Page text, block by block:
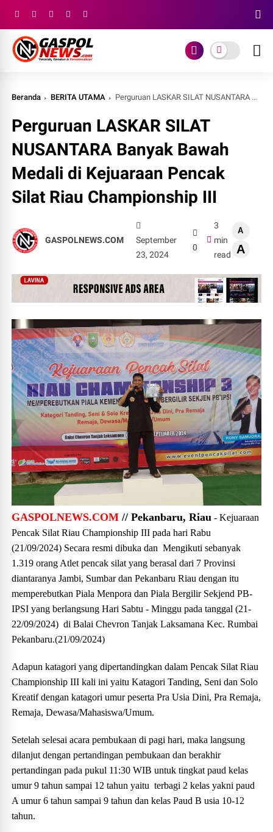
Beranda BERITA UTAMA Perguruan LASKAR SILAT NUSANTARA Banyak Bawah Medali di Kejuaraan Pencak Silat Riau Championship III
Perguruan LASKAR SILAT
NUSANTARA Banyak Bawah
Medali di Kejuaraan Pencak
Silat Riau Championship III
GASPOLNEWS.COM
September
23, 2024
0
3
min
read
A
A
GASPOLNEWS.COM // Pekanbaru, Riau - Kejuaraan
Pencak Silat Riau Championship III pada hari Rabu
(21/09/2024) Secara resmi dibuka dan Mengikuti sebanyak
1.319 orang Atlet pencak silat yang berasal dari 7 Provinsi
diantaranya Jambi, Sumbar dan Pekanbaru Riau dengan itu
memperebutkan Piala Menpora dan Piala Bergilir Sekjend PB-
IPSI yang berlangsung Hari Sabtu - Minggu pada tanggal (21-
22/09/2024) di Balai Chevron Tanjak Laksamana Kec. Rumbai
Pekanbaru.(21/09/2024)
Adapun katagori yang dipertandingkan dalam Pencak Silat Riau
Championship III kali ini yaitu Katagori Tanding, Seni dan Solo
Kreatif dengan katagori umur peserta Pra Usia Dini, Pra Remaja,
Remaja, Dewasa/Mahasiswa/Umum.
Setelah selesai acara pembukaan di pagi hari, maka langsung
dilanjut dengan pertandingan pembukaan dan berakhir
pertandingan pada pukul 11:30 WIB untuk tingkat paud kelas
umur 9 tahun sampai 12 tahun yaitu terbagi 2 kelas yakni paud
A umur 6 tahun sampai 9 tahun dan kelas Paud B usia 10-12
tahun.